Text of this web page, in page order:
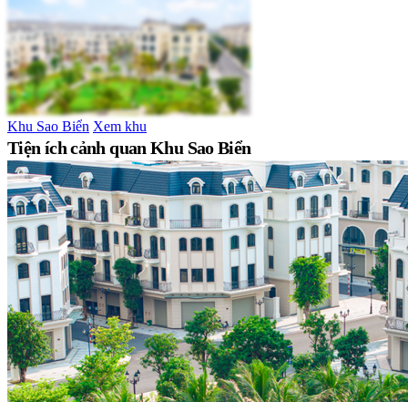
Khu Sao Biển Xem khu
Tiện ích cảnh quan Khu Sao Biển